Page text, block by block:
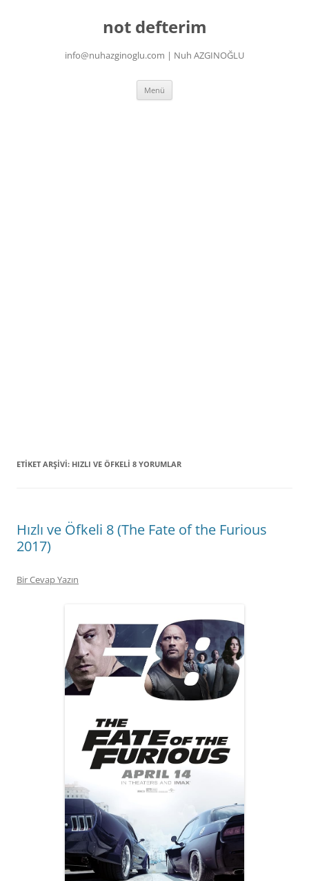
not defterim
info@nuhazginoglu.com | Nuh AZGINOĞLU
Menü
ETIKET ARŞIVI: HIZLI VE ÖFKELI 8 YORUMLAR
Hızlı ve Öfkeli 8 (The Fate of the Furious
2017)
Bir Cevap Yazın